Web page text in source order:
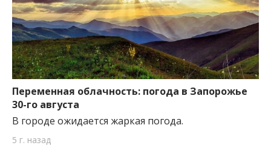
Переменная облачность: погода в Запорожье
30-го августа
В городе ожидается жаркая погода.
5 г. назад